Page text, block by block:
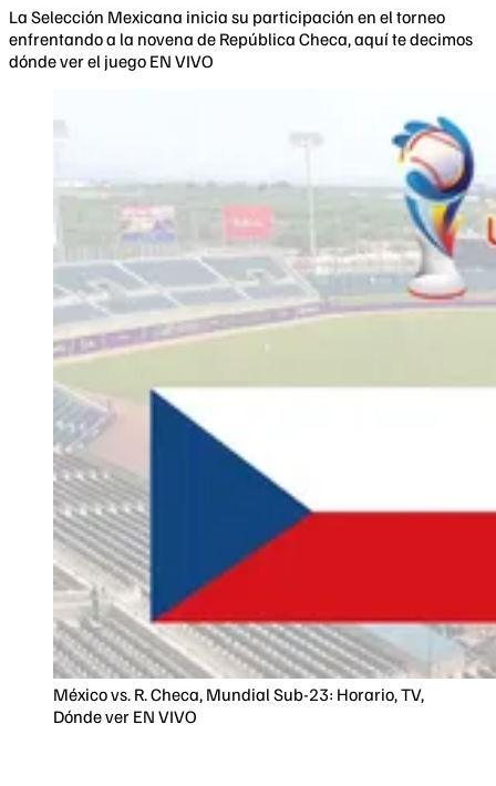
La Selección Mexicana inicia su participación en el torneo
enfrentando a la novena de República Checa, aquí te decimos
dónde ver el juego EN VIVO
México vs. R. Checa, Mundial Sub-23: Horario, TV,
Dónde ver EN VIVO